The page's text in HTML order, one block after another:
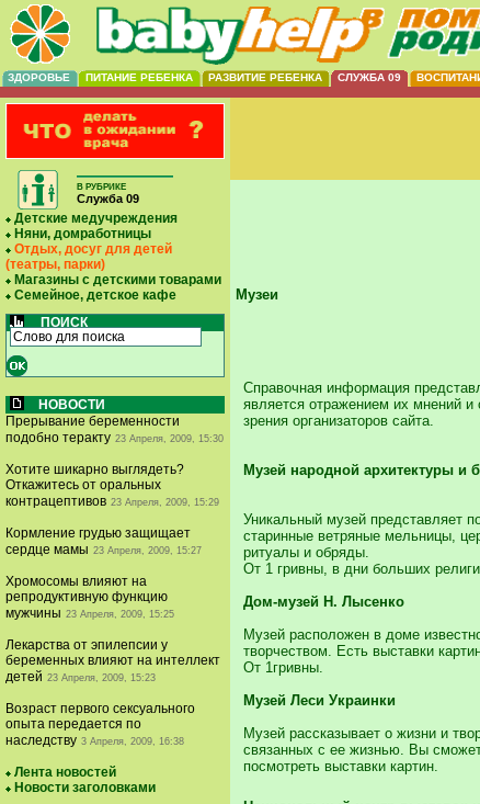
ЗДОРОВЬЕ ПИТАНИЕ РЕБЕНКА РАЗВИТИЕ РЕБЕНКА СЛУЖБА 09
В РУБРИКЕ
Служба 09
Детские медучреждения
Няни, домработницы
Отдых, досуг для детей
(театры, парки)
Магазины с детскими товарами
Семейное, детское кафе
ПОИСК
НОВОСТИ
Прерывание беременности
подобно теракту 23 Апреля, 2009, 15:30
Хотите шикарно выглядеть?
Откажитесь от оральных
контрацептивов 23 Апреля, 2009, 15:29
Кормление грудью защищает
сердце мамы 23 Апреля, 2009, 15:27
Хромосомы влияют на
репродуктивную функцию
мужчины 23 Апреля, 2009, 15:25
Лекарства от эпилепсии у
беременных влияют на интеллект
детей 23 Апреля, 2009, 15:23
Возраст первого сексуального
опыта передается по
наследству 3 Апреля, 2009, 16:38
Лента новостей
Новости заголовками
Музеи
Справочная информация
является отражением их мнений и
зрения организаторов сайта.
Музей народной архитектуры и
Уникальный музей представляет
старинные ветряные мельницы,
ритуалы и обряды.
От 1 гривны, в дни больших
Дом-музей Н. Лысенко
Музей расположен в доме
творчеством. Есть выставки
От 1гривны.
Музей Леси Украинки
Музей рассказывает о жизни и
связанных с ее жизнью. Вы
посмотреть выставки картин.